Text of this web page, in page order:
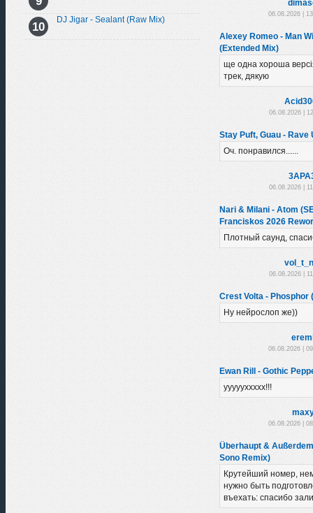
DJ Jigar - Sealant (Raw Mix)
06.08.2026 |
Alexey Romeo - Man
(Extended Mix)
ще одна хороша
трек, дякую
06.08.2026 |
Stay Puft, Guau - Rave
Оч. понравился......
06.08.2026 |
Nari & Milani - Atom
Franciskos 2026
Плотный саунд,
06.08.2026 |
Crest Volta - Phosphor
Ну нейрослоп же))
06.08.2026 |
Ewan Rill - Gothic
уууууххххх!!!
06.08.2026 |
Überhaupt &
Sono Remix)
Крутейший номер,
нужно быть
въехать: спасибо